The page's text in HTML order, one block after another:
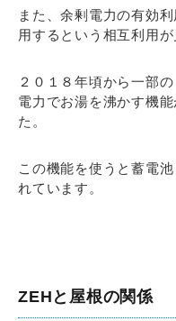
また、余剰電力の有効
用するという相互利用が
２０１８年頃から一部
電力でお湯を沸かす機
た。
この機能を使うと蓄電
れています。
ZEHと屋根の関係